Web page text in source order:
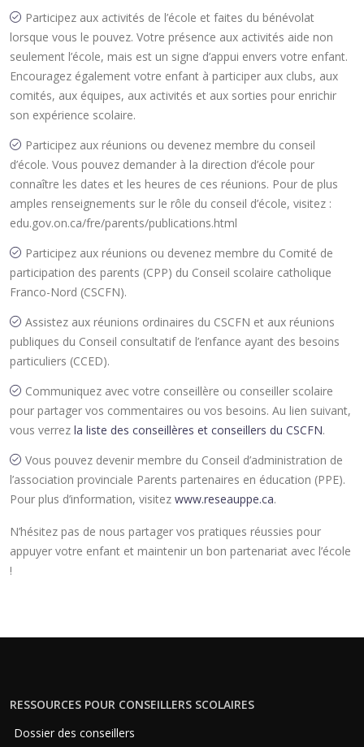
Participez aux activités de l’école et faites du bénévolat
lorsque vous le pouvez. Votre présence aux activités aide non
seulement l’école, mais est un signe d’appui envers votre enfant.
Encouragez également votre enfant à participer aux clubs, aux
comités, aux équipes, aux activités et aux sorties pour enrichir
son expérience scolaire.
Participez aux réunions ou devenez membre du conseil
d’école. Vous pouvez demander à la direction d’école pour
connaître les dates et les heures de ces réunions. Pour de plus
amples renseignements sur le rôle du conseil d’école, visitez :
edu.gov.on.ca/fre/parents/publications.html
Participez aux réunions ou devenez membre du Comité de
participation des parents (CPP) du Conseil scolaire catholique
Franco-Nord (CSCFN).
Assistez aux réunions ordinaires du CSCFN et aux réunions
publiques du Conseil consultatif de l’enfance ayant des besoins
particuliers (CCED).
Communiquez avec votre conseillère ou conseiller scolaire
pour partager vos commentaires ou vos besoins. Au lien suivant,
vous verrez la liste des conseillères et conseillers du CSCFN.
Vous pouvez devenir membre du Conseil d’administration de
l’association provinciale Parents partenaires en éducation (PPE).
Pour plus d’information, visitez www.reseauppe.ca.
N’hésitez pas de nous partager vos pratiques réussies pour
appuyer votre enfant et maintenir un bon partenariat avec l’école
!
RESSOURCES POUR CONSEILLERS SCOLAIRES
Dossier des conseillers